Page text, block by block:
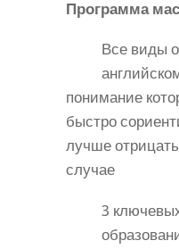
Программа
Все виды
понимание
быстро
лучше
случае
3